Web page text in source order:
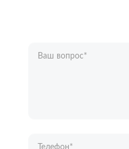
Ваш вопрос*